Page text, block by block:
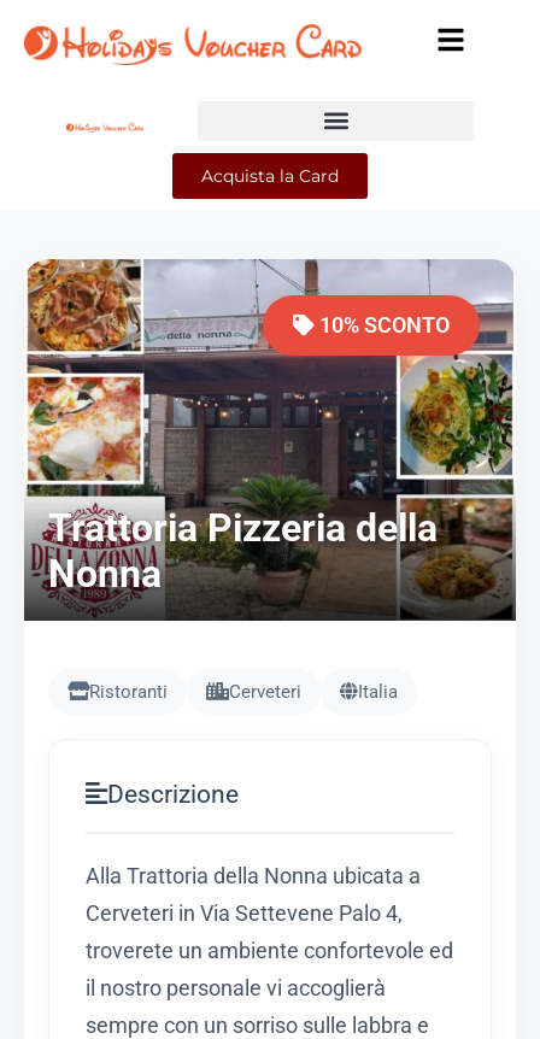
Acquista la Card
10% SCONTO
Trattoria Pizzeria della
Nonna
Ristoranti Cerveteri Italia
Descrizione
Alla Trattoria della Nonna ubicata a
Cerveteri in Via Settevene Palo 4,
troverete un ambiente confortevole ed
il nostro personale vi accoglierà
sempre con un sorriso sulle labbra e